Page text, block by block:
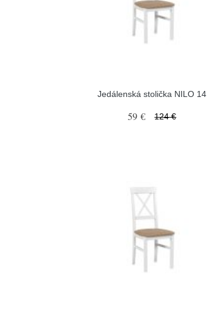
Jedálenská stolička NILO 14
59 € 124 €